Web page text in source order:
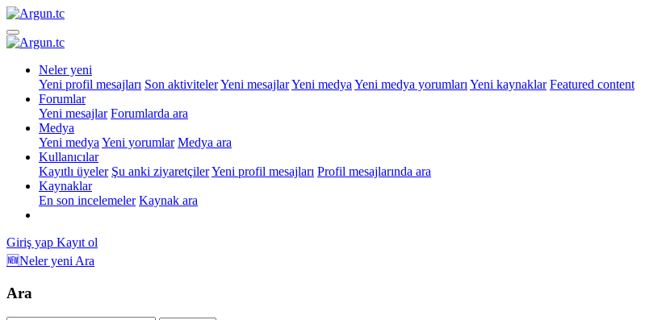
Neler yeni
Yeni profil mesajları Son aktivitelerYeni mesajlarYeni medya Yeni medya yorumları Yeni kaynaklar Featured content
Forumlar
Yeni mesajlar Forumlarda ara
Medya
Yeni medya Yeni yorumlar Medya ara
Kullanıcılar
Kayıtlı üyeler Şu anki ziyaretçilerYeni profil mesajları Profil mesajlarında ara
Kaynaklar
En son incelemeler Kaynak ara
Giriş yap Kayıt ol
🆕Neler yeni Ara
Ara